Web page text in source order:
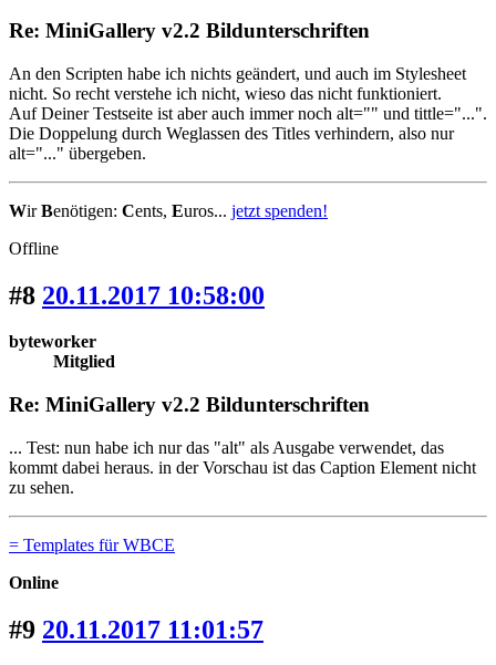
Re: MiniGallery v2.2 Bildunterschriften
An den Scripten habe ich nichts geändert, und auch im Stylesheet
nicht. So recht verstehe ich nicht, wieso das nicht funktioniert.
Auf Deiner Testseite ist aber auch immer noch alt="" und tittle="...".
Die Doppelung durch Weglassen des Titles verhindern, also nur
alt="..." übergeben.
WirBenötigen: Cents, Euros... jetzt spenden!
Offline
#8 20.11.2017 10:58:00
byteworker
Mitglied
Re: MiniGallery v2.2 Bildunterschriften
... Test: nun habe ich nur das "alt" als Ausgabe verwendet, das
kommt dabei heraus. in der Vorschau ist das Caption Element nicht
zu sehen.
= Templates für WBCE
Online
#9 20.11.2017 11:01:57